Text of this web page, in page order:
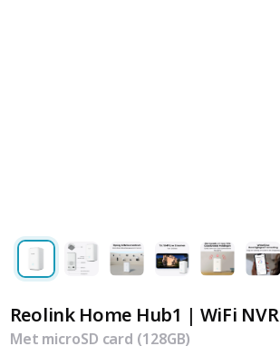
Reolink Home Hub1 | WiFi NVR
Met microSD card (128GB)